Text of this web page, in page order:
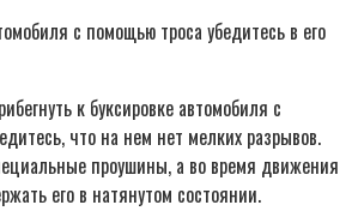
к буксировке автомобиля с
что на нем нет мелких разрывов.
проушины, а во время движения
его в натянутом состоянии.